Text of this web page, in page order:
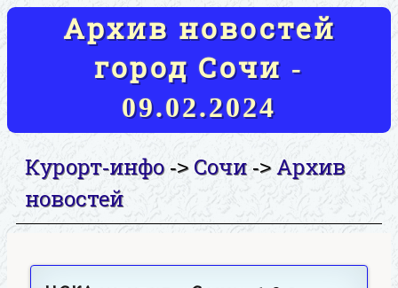
Архив новостей
город Сочи -
09.02.2024
Курорт-инфо-> Сочи->Архив
новостей